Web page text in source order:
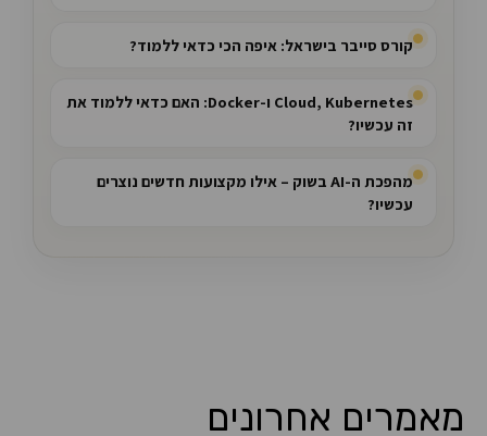
קורס סייבר בישראל: איפה הכי כדאי ללמוד?
Cloud, Kubernetes ו-Docker: האם כדאי ללמוד את
זה עכשיו?
מהפכת ה-AI בשוק – אילו מקצועות חדשים נוצרים
עכשיו?
מאמרים אחרונים